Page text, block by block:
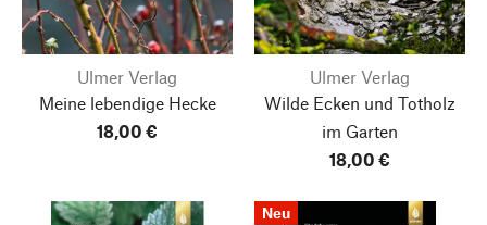
Ulmer Verlag
Meine lebendige Hecke
18,00 €
Ulmer Verlag
Wilde Ecken und Totholz
im Garten
18,00 €
Neu